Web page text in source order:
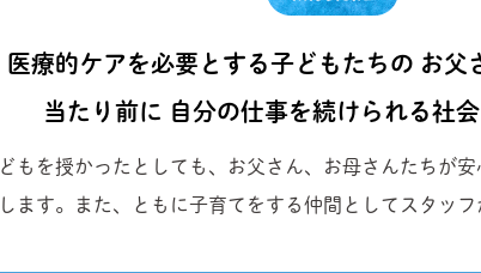
医療的ケアを必要とする子どもたちの お父
当たり前に 自分の仕事を続けられる社会
もを授かったとしても、お父さん、お母さんたちが
ます。また、ともに子育てをする仲間としてスタッフ